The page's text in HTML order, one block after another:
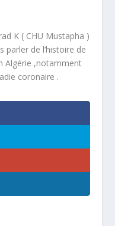
K ( CHU Mustapha )
parler de l’histoire de
Algérie ,notamment
coronaire .